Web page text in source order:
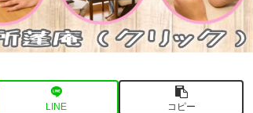
LINE コピー